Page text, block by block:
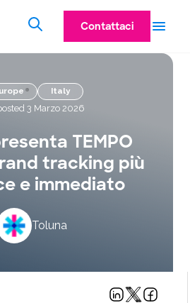
Contattaci
Italy
3 Marzo 2026
TEMPO
tracking più
e immediato
Toluna